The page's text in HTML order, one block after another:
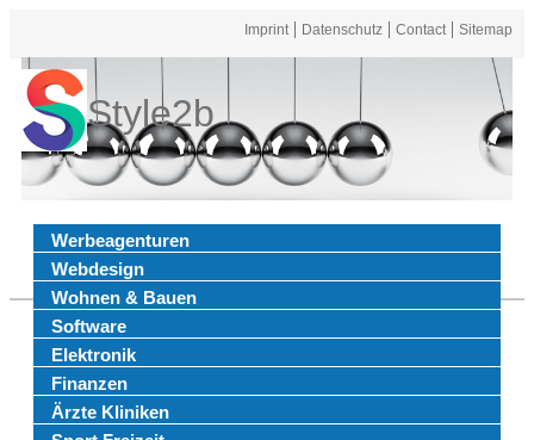
Imprint Datenschutz Contact Sitemap
Style2b
Werbeagenturen
Webdesign
Wohnen & Bauen
Software
Elektronik
Finanzen
Ärzte Kliniken